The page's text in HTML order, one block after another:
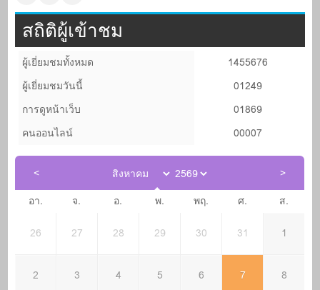
สถิติผู้เข้าชม
ผู้เยี่ยมชมทั้งหมด
1455676
ผู้เยี่ยมชมวันนี้
01249
การดูหน้าเว็บ
01869
คนออนไลน์
00007
อา. จ. อ. พ. พฤ. ศ. ส.
26 27 28 29 30 31 1
2 3 4 5 6 7 8